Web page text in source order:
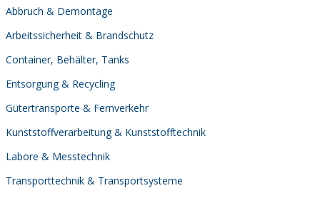
Abbruch & Demontage
Arbeitssicherheit & Brandschutz
Container, Behälter, Tanks
Entsorgung & Recycling
Gütertransporte & Fernverkehr
Kunststoffverarbeitung & Kunststofftechnik
Labore & Messtechnik
Transporttechnik & Transportsysteme